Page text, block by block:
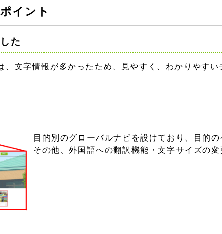
イント
た
文字情報が多かったため、見やすく、わかりやすい
目的別のグローバルナビを設けており、目的
その他、外国語への翻訳機能・文字サイズの変